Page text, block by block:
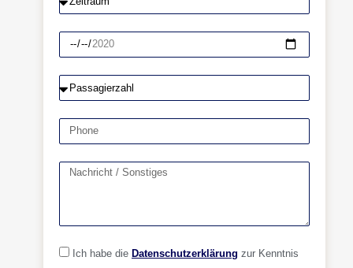
Ich habe die Datenschutzerklärung zur Kenntnis